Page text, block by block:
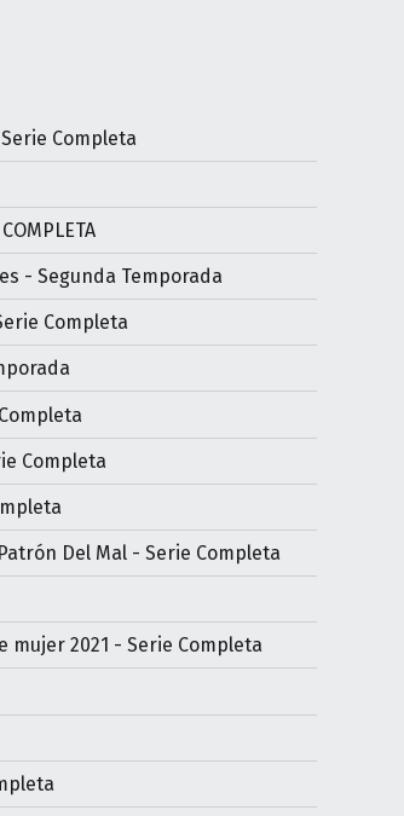
Completa
- Segunda Temporada
Completa
Completa
Del Mal - Serie Completa
mujer 2021 - Serie Completa